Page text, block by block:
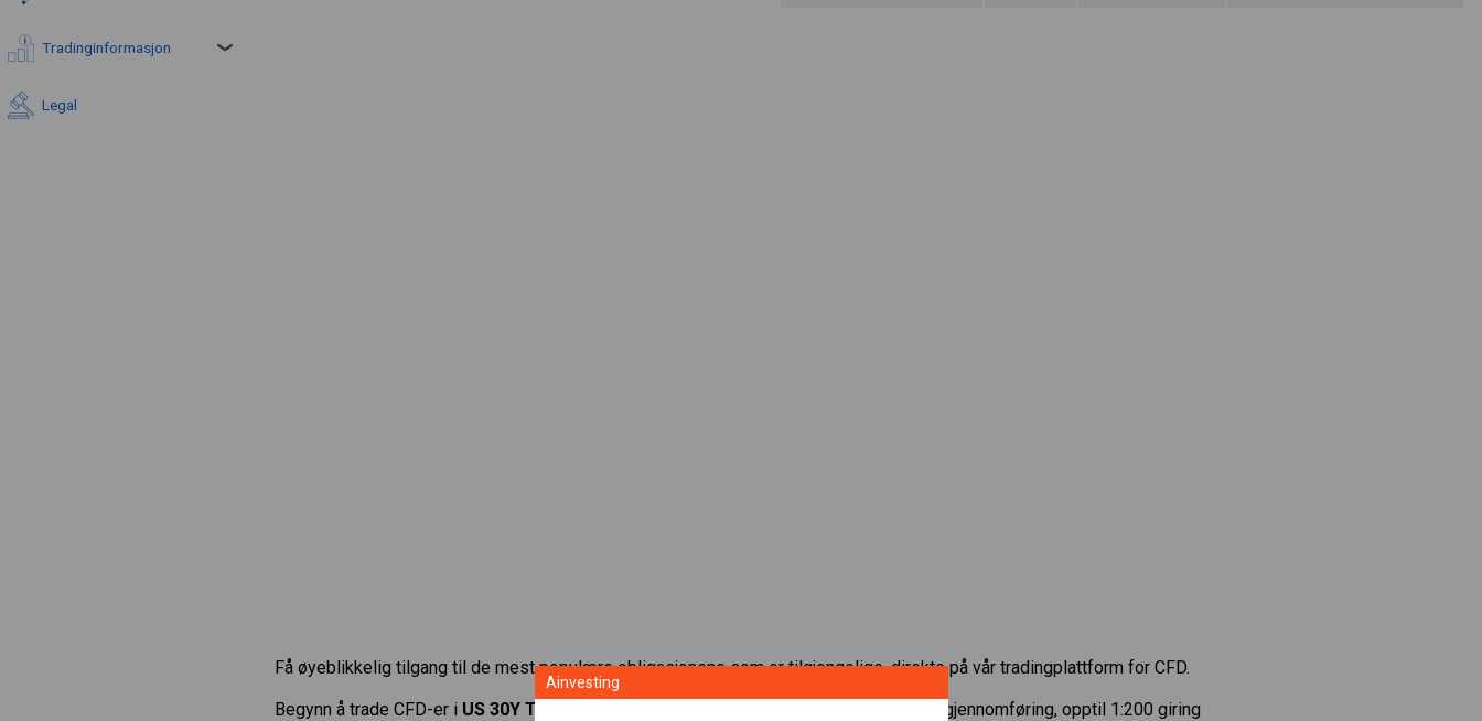
Tradinginformasjon
Legal
Få øyeblikkelig tilgang til de mest populære obligasjonene som er tilgjengelige, direkte på vår tradingplattform for CFD.
Begynn å trade CFD-er i US 30Y T-Note
med minimum vedlikeholdsmargin, best mulig gjennomføring, opptil 1:200 giring
Ainvesting